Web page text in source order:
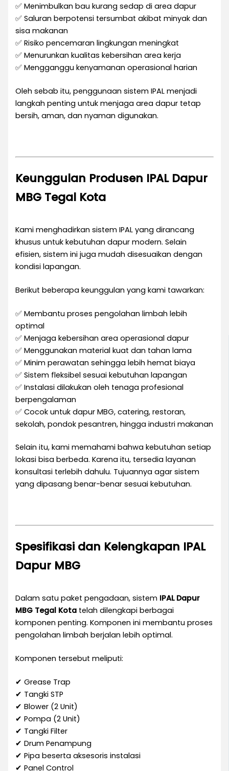
✅ Menimbulkan bau kurang sedap di area dapur
✅ Saluran berpotensi tersumbat akibat minyak dan
sisa makanan
✅ Risiko pencemaran lingkungan meningkat
✅ Menurunkan kualitas kebersihan area kerja
✅ Mengganggu kenyamanan operasional harian
Oleh sebab itu, penggunaan sistem IPAL menjadi
langkah penting untuk menjaga area dapur tetap
bersih, aman, dan nyaman digunakan.
Keunggulan Produsen IPAL Dapur
MBG Tegal Kota
Kami menghadirkan sistem IPAL yang dirancang
khusus untuk kebutuhan dapur modern. Selain
efisien, sistem ini juga mudah disesuaikan dengan
kondisi lapangan.
Berikut beberapa keunggulan yang kami tawarkan:
✅ Membantu proses pengolahan limbah lebih
optimal
✅ Menjaga kebersihan area operasional dapur
✅ Menggunakan material kuat dan tahan lama
✅ Minim perawatan sehingga lebih hemat biaya
✅ Sistem fleksibel sesuai kebutuhan lapangan
✅ Instalasi dilakukan oleh tenaga profesional
berpengalaman
✅ Cocok untuk dapur MBG, catering, restoran,
sekolah, pondok pesantren, hingga industri makanan
Selain itu, kami memahami bahwa kebutuhan setiap
lokasi bisa berbeda. Karena itu, tersedia layanan
konsultasi terlebih dahulu. Tujuannya agar sistem
yang dipasang benar-benar sesuai kebutuhan.
Spesifikasi dan Kelengkapan IPAL
Dapur MBG
Dalam satu paket pengadaan, sistem IPAL Dapur
MBG Tegal Kota telah dilengkapi berbagai
komponen penting. Komponen ini membantu proses
pengolahan limbah berjalan lebih optimal.
Komponen tersebut meliputi:
✔ Grease Trap
✔ Tangki STP
✔ Blower (2 Unit)
✔ Pompa (2 Unit)
✔ Tangki Filter
✔ Drum Penampung
✔ Pipa beserta aksesoris instalasi
✔ Panel Control